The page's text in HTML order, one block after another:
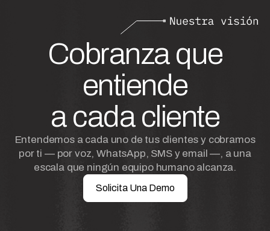
Cobranza que
entiende
a cada cliente
Entendemos a cada uno de tus clientes y cobramos
por ti — por voz, WhatsApp, SMS y email —, a una
escala que ningún equipo humano alcanza.
Solicita Una Demo